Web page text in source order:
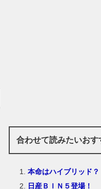
合わせて読みたいおす
本命はハイブリッド？
日産ＢＩＮ５登場！